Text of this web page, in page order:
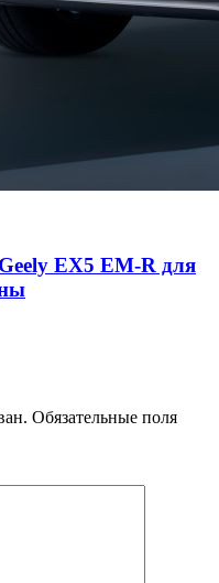
EX5 EM-R для
Обязательные поля